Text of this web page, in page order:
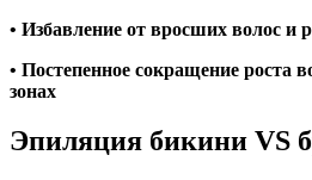
• Избавление от вросших волос и
• Постепенное сокращение роста
зонах
Эпиляция бикини VS